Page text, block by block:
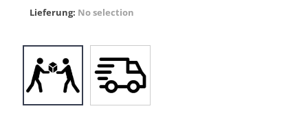
Lieferung: No selection